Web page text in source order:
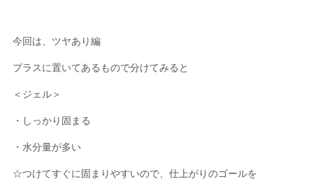
今回は、ツヤあり編
プラスに置いてあるもので分けてみると
＜ジェル＞
・しっかり固まる
・水分量が多い
☆つけてすぐに固まりやすいので、仕上がりのゴールを